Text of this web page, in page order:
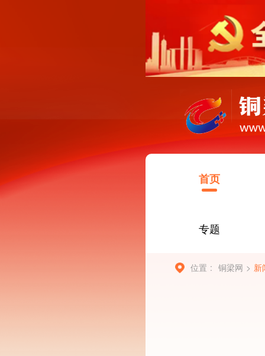
首页
专题
位置 : 铜梁网 > 新